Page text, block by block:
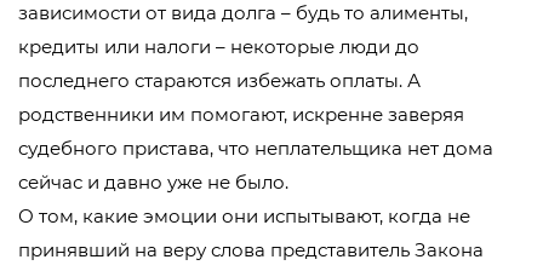
зависимости от вида долга – будь то алименты,
кредиты или налоги – некоторые люди до
последнего стараются избежать оплаты. А
родственники им помогают, искренне заверяя
судебного пристава, что неплательщика нет дома
сейчас и давно уже не было.
О том, какие эмоции они испытывают, когда не
принявший на веру слова представитель Закона